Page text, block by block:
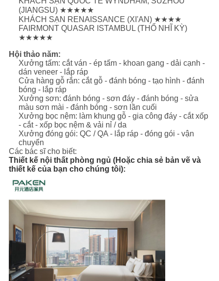
(JIANGSU) ★★★★★
KHÁCH SẠN RENAISSANCE (XI'AN) ★★★★
FAIRMONT QUASAR ISTAMBUL (THỔ NHĨ KỲ)
★★★★★
Hội thảo năm:
Xưởng tấm: cắt ván - ép tấm - khoan gang - dải cạnh -
dán veneer - lắp ráp
Cửa hàng gỗ rắn: cắt gỗ - đánh bóng - tạo hình - đánh
bóng - lắp ráp
Xưởng sơn: đánh bóng - sơn đáy - đánh bóng - sửa
màu sơn mài - đánh bóng - sơn lần cuối
Xưởng bọc nệm: làm khung gỗ - gia công đáy - cắt xốp
- cắt - xốp bọc nệm & vải nỉ / da
Xưởng đóng gói: QC / QA - lắp ráp - đóng gói - vận
chuyển
Các bác sĩ cho biết:
Thiết kế nội thất phòng ngủ (Hoặc chia sẻ bản vẽ và
thiết kế của bạn cho chúng tôi):